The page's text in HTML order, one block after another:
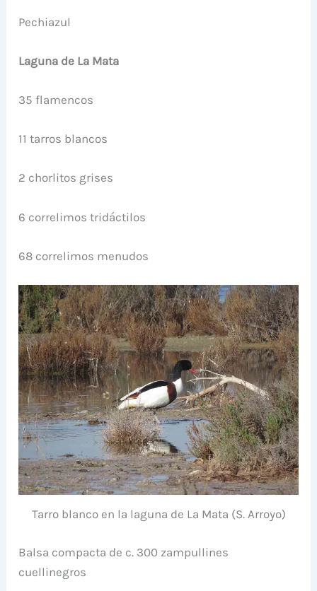
Pechiazul
Laguna de La Mata
35 flamencos
11 tarros blancos
2 chorlitos grises
6 correlimos tridáctilos
68 correlimos menudos
Tarro blanco en la laguna de La Mata (S. Arroyo)
Balsa compacta de c. 300 zampullines
cuellinegros